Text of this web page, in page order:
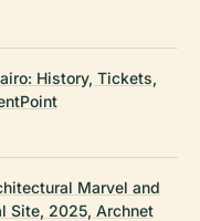
History, Tickets,
Marvel and
Site, 2025, Archnet